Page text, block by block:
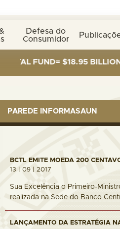
Defesa do
Consumidor
$18.95 BILLION;
PAREDE INFORMASAUN
BCTL EMITE MOEDA 200
13 | 09 | 2017
Sua Excelência o Primeiro-
realizada na Sede do Banco
LANÇAMENTO DA ESTRATÉGIA